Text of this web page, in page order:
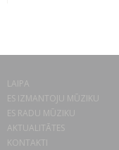
LAIPA
ES IZMANTOJU MŪZIKU
ES RADU MŪZIKU
AKTUALITĀTES
KONTAKTI